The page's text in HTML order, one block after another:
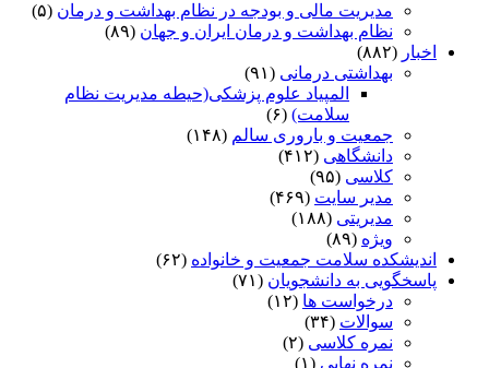
مدیریت مالی و بودجه در نظام بهداشت و درمان (۵)
نظام بهداشت و درمان ایران و جهان (۸۹)
اخبار (۸۸۲)
بهداشتی درمانی (۹۱)
المپیاد علوم پزشکی(حیطه مدیریت نظام
سلامت) (۶)
جمعیت و باروری سالم (۱۴۸)
دانشگاهی (۴۱۲)
کلاسی (۹۵)
مدیر سایت (۴۶۹)
مدیریتی (۱۸۸)
ویژه (۸۹)
اندیشکده سلامت جمعیت و خانواده (۶۲)
پاسخگویی به دانشجویان (۷۱)
درخواست ها (۱۲)
سوالات (۳۴)
نمره کلاسی (۲)
نمره نهایی (۱)